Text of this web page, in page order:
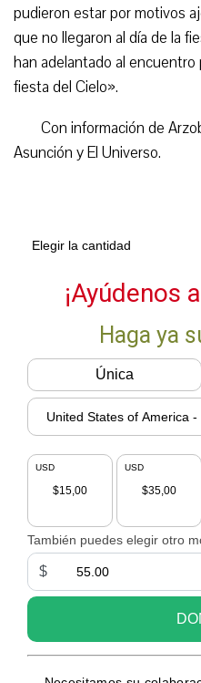
pudieron estar por motivos
que no llegaron al día de la
han adelantado al
fiesta del Cielo».
Con información de
Asunción y El Universo.